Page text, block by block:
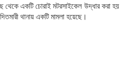
একটি চোরাই মটরসাইকেল উদ্ধার করা
থানায় একটি মামলা হয়েছে।